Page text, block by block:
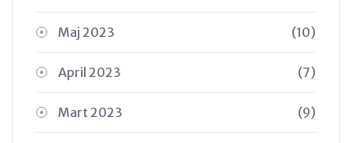
Maj 2023 (10)
April 2023 (7)
Mart 2023 (9)